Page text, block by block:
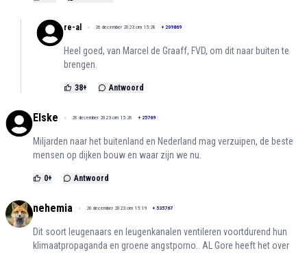
re-al 26 december 2023 om 15:28 + 209869
Heel goed, van Marcel de Graaff, FVD, om dit naar buiten te
brengen.
38+ Antwoord
Elske 26 december 2023 om 15:26 + 25769
Miljarden naar het buitenland en Nederland mag verzuipen, de beste
mensen op dijken bouw en waar zijn we nu.
0+ Antwoord
nehemia 26 december 2023 om 15:19 + 535767
Dit soort leugenaars en leugenkanalen ventileren voortdurend hun
klimaatpropaganda en groene angstporno.. AL Gore heeft het over